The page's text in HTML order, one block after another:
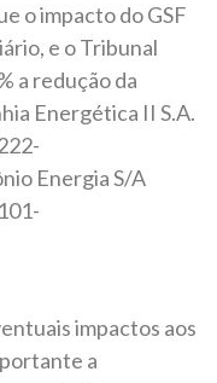
o impacto do GSF
e o Tribunal
a redução da
Energética II S.A.
Energia S/A
impactos aos
a